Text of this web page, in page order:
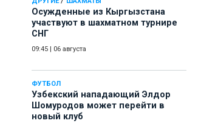
Осужденные из Кыргызстана
участвуют в шахматном турнире
СНГ
09:45 06 августа
ФУТБОЛ
Узбекский нападающий Элдор
Шомуродов может перейти в
новый клуб